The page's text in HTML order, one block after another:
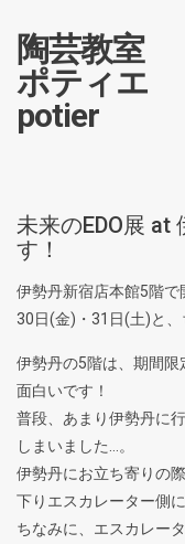
陶芸教室
ポティエ
potier
未来のEDO展 at
す！
伊勢丹新宿店本館5階で
30日(金)・31日(土)と、
伊勢丹の5階は、期間限
面白いです！
普段、あまり伊勢丹に
しまいました…。
伊勢丹にお立ち寄りの
下りエスカレーター側に
ちなみに、エスカレー